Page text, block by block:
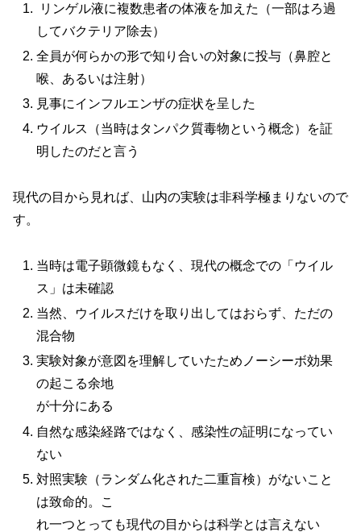
リンゲル液に複数患者の体液を加えた（一部はろ過
してバクテリア除去）
全員が何らかの形で知り合いの対象に投与（鼻腔と
喉、あるいは注射）
見事にインフルエンザの症状を呈した
ウイルス（当時はタンパク質毒物という概念）を証
明したのだと言う
現代の目から見れば、山内の実験は非科学極まりないので
す。
当時は電子顕微鏡もなく、現代の概念での「ウイル
ス」は未確認
当然、ウイルスだけを取り出してはおらず、ただの
混合物
実験対象が意図を理解していたためノーシーボ効果
の起こる余地
が十分にある
自然な感染経路ではなく、感染性の証明になってい
ない
対照実験（ランダム化された二重盲検）がないこと
は致命的。こ
れ一つとっても現代の目からは科学とは言えない